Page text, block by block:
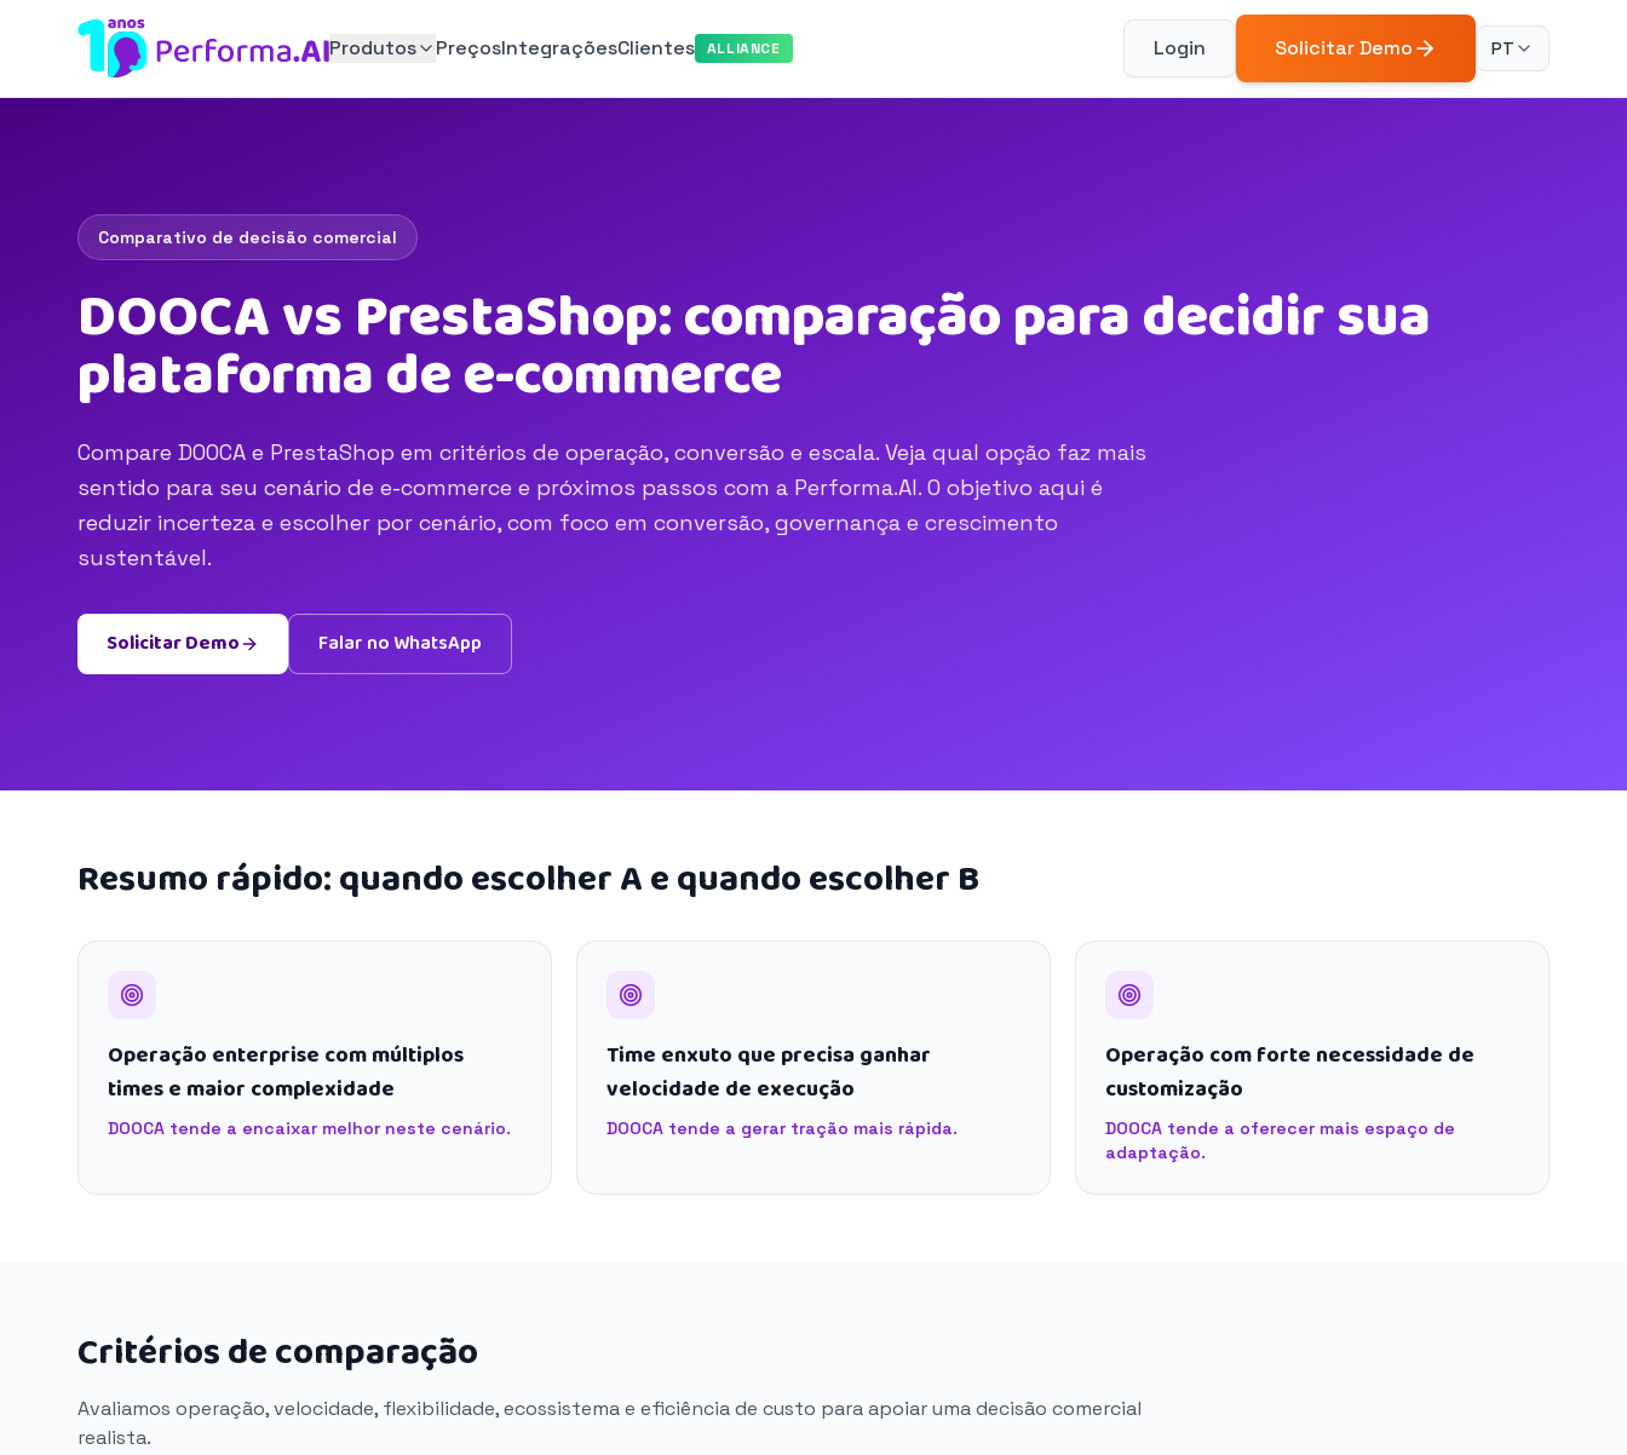
Produtos PreçosIntegraçõesClientes ALLIANCE Login Solicitar Demo PT
Comparativo de decisão comercial
DOOCA vs PrestaShop: comparação para decidir sua
plataforma de e-commerce
Compare DOOCA e PrestaShop em critérios de operação, conversão e escala. Veja qual opção faz mais
sentido para seu cenário de e-commerce e próximos passos com a Performa.AI. O objetivo aqui é
reduzir incerteza e escolher por cenário, com foco em conversão, governança e crescimento
sustentável.
Solicitar Demo Falar no WhatsApp
Resumo rápido: quando escolher A e quando escolher B
Operação enterprise com múltiplos
times e maior complexidade
DOOCA tende a encaixar melhor neste cenário.
Time enxuto que precisa ganhar
velocidade de execução
DOOCA tende a gerar tração mais rápida.
Operação com forte necessidade de
customização
DOOCA tende a oferecer mais espaço de
adaptação.
Critérios de comparação
Avaliamos operação, velocidade, flexibilidade, ecossistema e eficiência de custo para apoiar uma decisão comercial
realista.